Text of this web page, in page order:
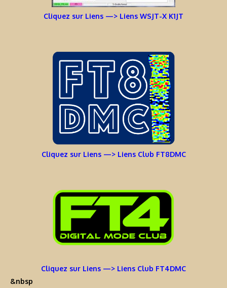
Cliquez sur Liens —> Liens WSJT-X K1JT
Cliquez sur Liens —> Liens Club FT8DMC
Cliquez sur Liens —> Liens Club FT4DMC
&nbsp